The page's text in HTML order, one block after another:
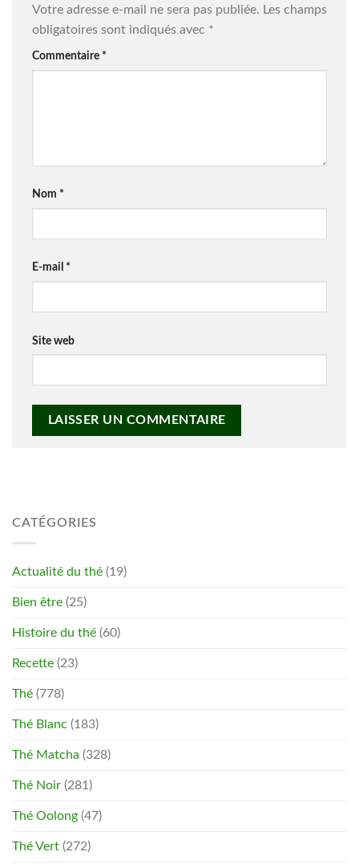
Votre adresse e-mail ne sera pas publiée. Les champs
obligatoires sont indiqués avec *
Commentaire *
Nom *
E-mail *
Site web
CATÉGORIES
Actualité du thé (19)
Bien être (25)
Histoire du thé (60)
Recette (23)
Thé (778)
Thé Blanc (183)
Thé Matcha (328)
Thé Noir (281)
Thé Oolong (47)
Thé Vert (272)